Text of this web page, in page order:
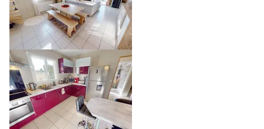
COMMODITÉS
249 000 €